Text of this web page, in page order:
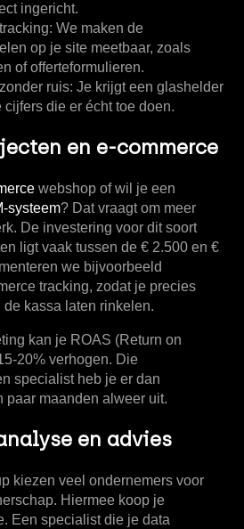
ingericht.
We maken de
op je site meetbaar, zoals
of offerteformulieren.
ruis: Je krijgt een glashelder
cijfers die er écht toe doen.
en e-commerce
webshop of wil je een
systeem? Dat vraagt om meer
De investering voor dit soort
ligt vaak tussen de € 2.500 en €
we bijvoorbeeld
tracking, zodat je precies
kassa laten rinkelen.
kan je ROAS (Return on
20% verhogen. Die
specialist heb je er dan
paar maanden alweer uit.
en advies
kiezen veel ondernemers voor
Hiermee koop je
Een specialist die je data